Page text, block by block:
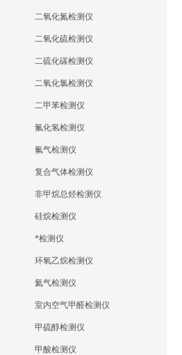
二氧化氮检测仪
二氧化硫检测仪
二硫化碳检测仪
二氧化氯检测仪
二甲苯检测仪
氟化氢检测仪
氟气检测仪
复合气体检测仪
非甲烷总烃检测仪
硅烷检测仪
*检测仪
环氧乙烷检测仪
氦气检测仪
室内空气甲醛检测仪
甲硫醇检测仪
甲酸检测仪